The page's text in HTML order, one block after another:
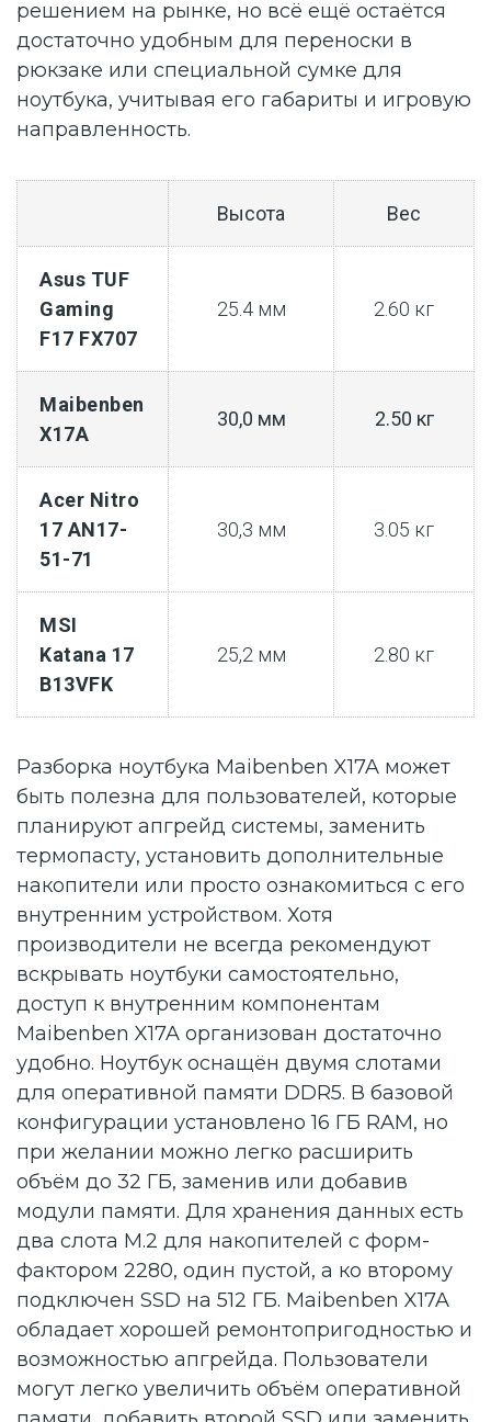
решением на рынке, но всё ещё остаётся
достаточно удобным для переноски в
рюкзаке или специальной сумке для
ноутбука, учитывая его габариты и игровую
направленность.
Высота Вес
Asus TUF
Gaming
F17 FX707
25.4 мм 2.60 кг
Maibenben
X17A
30,0 мм 2.50 кг
Acer Nitro
17 AN17-
51-71
30,3 мм 3.05 кг
MSI
Katana 17
B13VFK
25,2 мм 2.80 кг
Разборка ноутбука Maibenben X17A может
быть полезна для пользователей, которые
планируют апгрейд системы, заменить
термопасту, установить дополнительные
накопители или просто ознакомиться с его
внутренним устройством. Хотя
производители не всегда рекомендуют
вскрывать ноутбуки самостоятельно,
доступ к внутренним компонентам
Maibenben X17A организован достаточно
удобно. Ноутбук оснащён двумя слотами
для оперативной памяти DDR5. В базовой
конфигурации установлено 16 ГБ RAM, но
при желании можно легко расширить
объём до 32 ГБ, заменив или добавив
модули памяти. Для хранения данных есть
два слота М.2 для накопителей c форм-
фактором 2280, один пустой, а ко второму
подключен SSD на 512 ГБ. Maibenben X17A
обладает хорошей ремонтопригодностью и
возможностью апгрейда. Пользователи
могут легко увеличить объём оперативной